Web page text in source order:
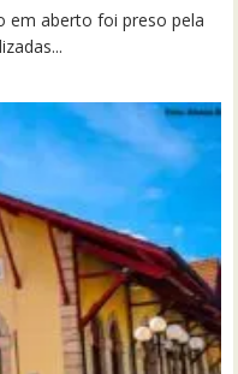
em aberto foi preso pela